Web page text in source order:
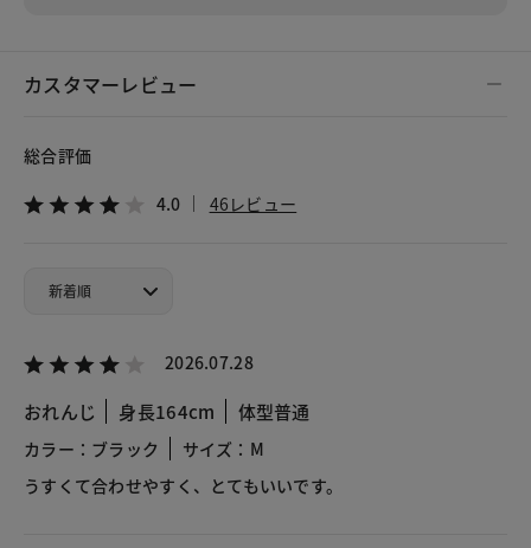
カスタマーレビュー
総合評価
4.0 46レビュー
2026.07.28
おれんじ 身長164cm 体型普通
カラー：ブラック
サイズ：M
うすくて合わせやすく、とてもいいです。